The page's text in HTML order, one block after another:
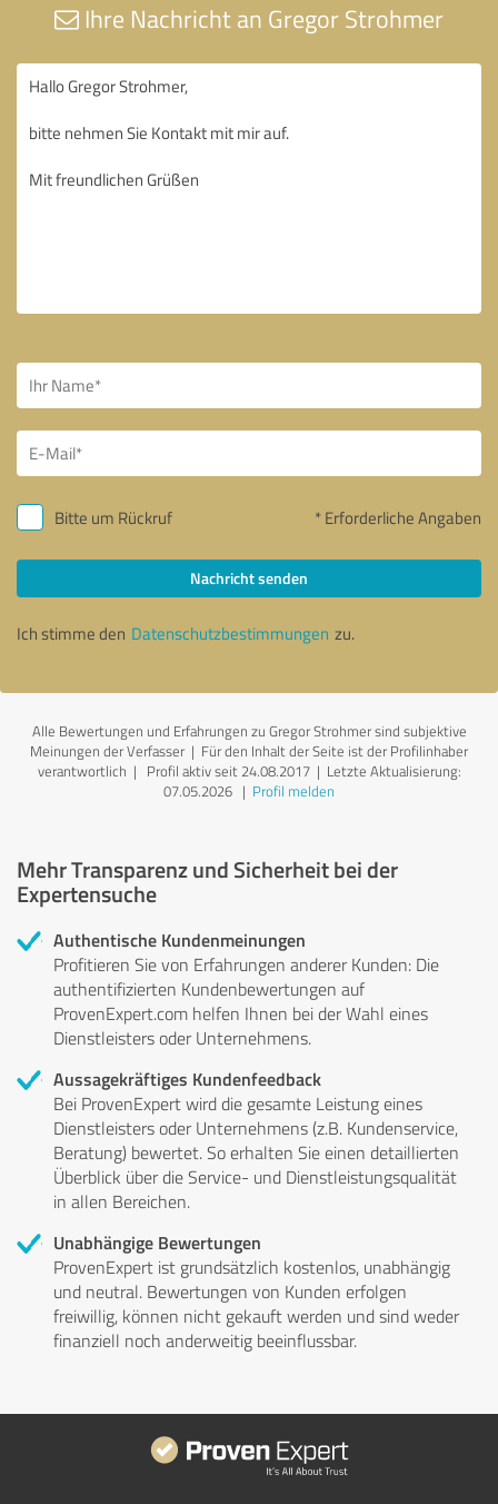
Ihre Nachricht an Gregor Strohmer
Bitte um Rückruf * Erforderliche Angaben
Nachricht senden
Ich stimme den Datenschutzbestimmungen zu.
Alle Bewertungen und Erfahrungen zu Gregor Strohmer sind subjektive
Meinungen der Verfasser | Für den Inhalt der Seite ist der Profilinhaber
verantwortlich | Profil aktiv seit 24.08.2017 | Letzte Aktualisierung:
07.05.2026 | Profil melden
Mehr Transparenz und Sicherheit bei der
Expertensuche
Authentische Kundenmeinungen
Profitieren Sie von Erfahrungen anderer Kunden: Die
authentifizierten Kundenbewertungen auf
ProvenExpert.com helfen Ihnen bei der Wahl eines
Dienstleisters oder Unternehmens.
Aussagekräftiges Kundenfeedback
Bei ProvenExpert wird die gesamte Leistung eines
Dienstleisters oder Unternehmens (z.B. Kundenservice,
Beratung) bewertet. So erhalten Sie einen detaillierten
Überblick über die Service- und Dienstleistungsqualität
in allen Bereichen.
Unabhängige Bewertungen
ProvenExpert ist grundsätzlich kostenlos, unabhängig
und neutral. Bewertungen von Kunden erfolgen
freiwillig, können nicht gekauft werden und sind weder
finanziell noch anderweitig beeinflussbar.